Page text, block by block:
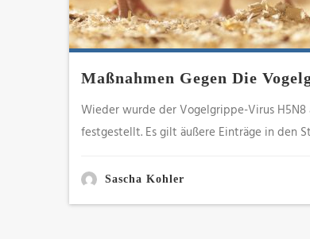
Maßnahmen Gegen Die
Wieder wurde der Vogelgrippe-Virus
festgestellt. Es gilt äußere Einträge in den
Sascha Kohler